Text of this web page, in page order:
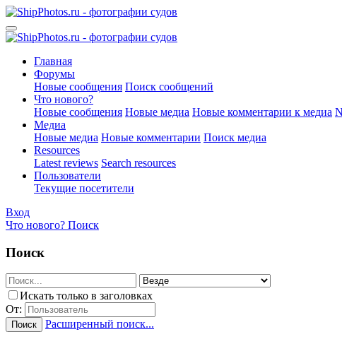
Главная
Форумы
Новые сообщения Поиск сообщений
Что нового?
Новые сообщения Новые медиа Новые комментарии к медиа
Медиа
Новые медиа Новые комментарии Поиск медиа
Resources
Latest reviews Search resources
Пользователи
Текущие посетители
Вход
Что нового? Поиск
Поиск
Искать только в заголовках
От:
Поиск Расширенный поиск...